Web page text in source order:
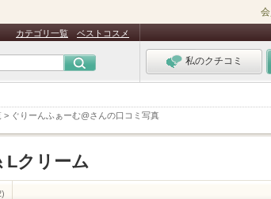
> ぐりーんふぁーむ@さんの口コミ写真
カテゴリ一覧 ベストコスメ
私のクチコミ
Lクリーム